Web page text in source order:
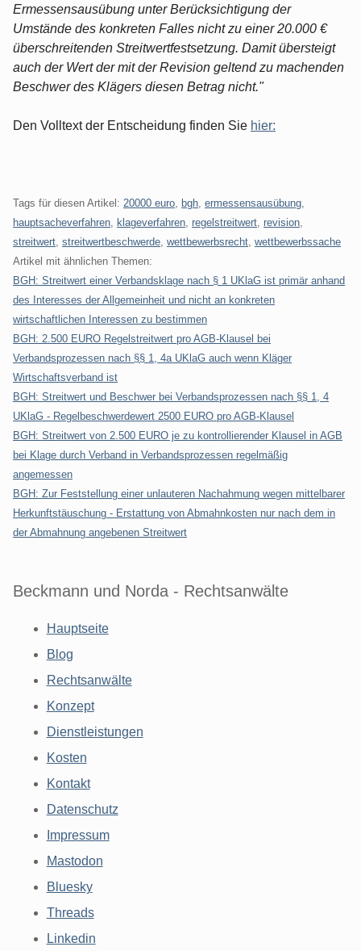
Ermessensausübung unter Berücksichtigung der
Umstände des konkreten Falles nicht zu einer 20.000 €
überschreitenden Streitwertfestsetzung. Damit übersteigt
auch der Wert der mit der Revision geltend zu machenden
Beschwer des Klägers diesen Betrag nicht."
Den Volltext der Entscheidung finden Sie hier:
Tags für diesen Artikel: 20000 euro bgh ermessensausübung
hauptsacheverfahren
klageverfahren regelstreitwert revision
streitwert streitwertbeschwerde wettbewerbsrecht wettbewerbssache
Artikel mit ähnlichen Themen:
BGH: Streitwert einer Verbandsklage nach § 1 UKlaG ist primär anhand
des Interesses der Allgemeinheit und nicht an konkreten
wirtschaftlichen Interessen zu bestimmen
BGH: 2.500 EURO Regelstreitwert pro AGB-Klausel bei
Verbandsprozessen nach §§ 1, 4a UKlaG auch wenn Kläger
Wirtschaftsverband ist
BGH: Streitwert und Beschwer bei Verbandsprozessen nach §§ 1, 4
UKlaG - Regelbeschwerdewert 2500 EURO pro AGB-Klausel
BGH: Streitwert von 2.500 EURO je zu kontrollierender Klausel in AGB
bei Klage durch Verband in Verbandsprozessen regelmäßig
angemessen
BGH: Zur Feststellung einer unlauteren Nachahmung wegen mittelbarer
Herkunftstäuschung - Erstattung von Abmahnkosten nur nach dem in
der Abmahnung angebenen Streitwert
Beckmann und Norda - Rechtsanwälte
Hauptseite
Blog
Rechtsanwälte
Konzept
Dienstleistungen
Kosten
Kontakt
Datenschutz
Impressum
Mastodon
Bluesky
Threads
Linkedin